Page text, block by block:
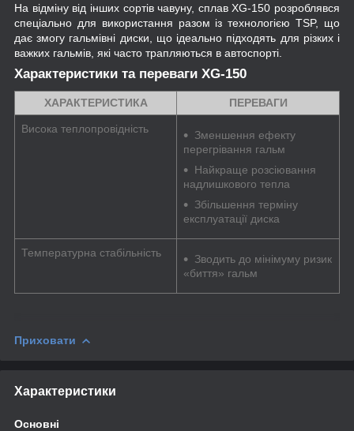
На відміну від інших сортів чавуну, сплав XG-150 розроблявся
спеціально для використання разом із технологією TSP, що
дає змогу гальмівні диски, що ідеально підходять для різких і
важких гальмів, які часто трапляються в автоспорті.
Характеристики та переваги XG-150
ХАРАКТЕРИСТИКА ПЕРЕВАГИ
Висока теплопровідність
Зменшення ефекту
перегрівання гальм
Найкраще розсіювання
надлишкового тепла
Збільшення терміну
експлуатації диска
Температурна стабільність
Зводить до мінімуму ризик
«биття» гальм
Приховати
Характеристики
Основні